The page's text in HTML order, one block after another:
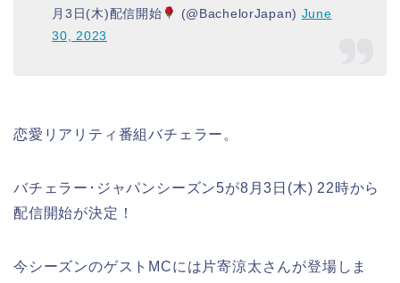
月3日(木)配信開始
(@BachelorJapan) June
30, 2023
恋愛リアリティ番組バチェラー。
バチェラー ･ジャパンシーズン5が8月3日(木) 22時から
配信開始が決定！
今シーズンのゲストMCには片寄涼太 さんが登場しま